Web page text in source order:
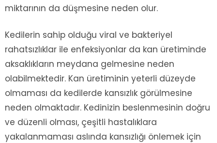
miktarının da düşmesine neden olur.
Kedilerin sahip olduğu viral ve bakteriyel
rahatsızlıklar ile enfeksiyonlar da kan üretiminde
aksaklıkların meydana gelmesine neden
olabilmektedir. Kan üretiminin yeterli düzeyde
olmaması da kedilerde kansızlık görülmesine
neden olmaktadır. Kedinizin beslenmesinin doğru
ve düzenli olması, çeşitli hastalıklara
yakalanmaması aslında kansızlığı önlemek için